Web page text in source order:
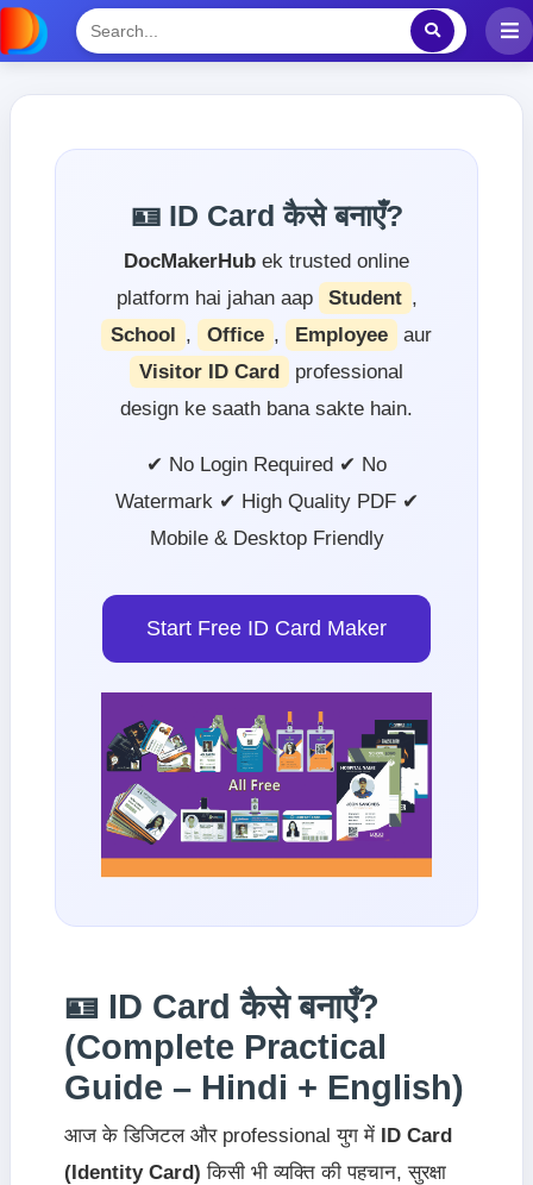
🪪 ID Card कैसे बनाएँ?
DocMakerHub ek trusted online
platform hai jahan aap
Student ,
School , Office , Employee
aur
Visitor ID Card
professional
design ke saath bana sakte hain.
✔ No Login Required ✔ No
Watermark ✔ High Quality PDF ✔
Mobile & Desktop Friendly
Start Free ID Card Maker
🪪 ID Card कैसे बनाएँ?
(Complete Practical
Guide – Hindi + English)
आज के डिजिटल और professional युग में ID Card
(Identity Card) किसी भी व्यक्ति की पहचान, सुरक्षा